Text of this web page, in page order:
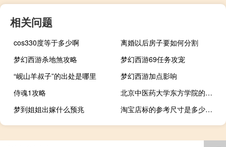
相关问题
cos330度等于多少啊
离婚以后房子要如何分割
梦幻西游杀地煞攻略
梦幻西游69任务攻宠
“岘山羊叔子”的出处是哪里
梦幻西游加点影响
侍魂1攻略
北京中医药大学东方学院的王牌专业是什么
梦到姐姐出嫁什么预兆
淘宝店标的参考尺寸是多少（淘宝店标）